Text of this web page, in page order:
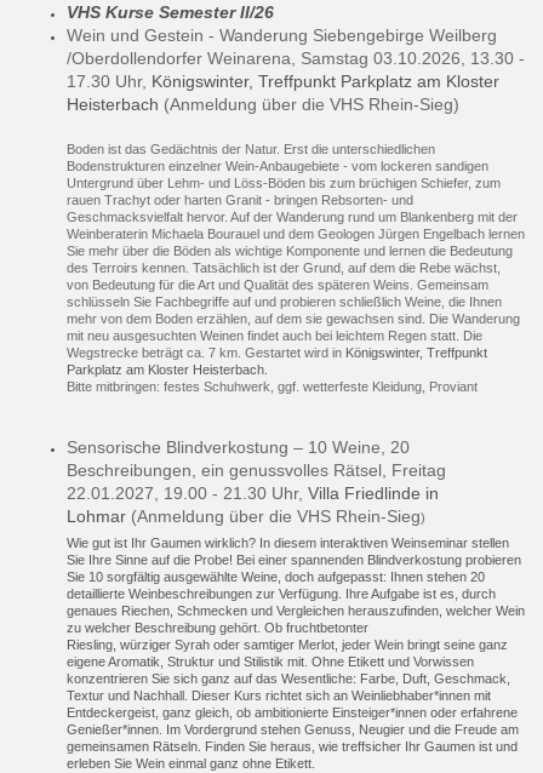
VHS Kurse SemesterII/26
Wein und Gestein - Wanderung Siebengebirge Weilberg
/Oberdollendorfer Weinarena , Samstag 03.10.2026, 13.30 -
17.30 Uhr, Königswinter, Treffpunkt Parkplatz am Kloster
Heisterbach (Anmeldung über die VHS Rhein-Sieg)
Boden ist das Gedächtnis der Natur. Erst die unterschiedlichen
Bodenstrukturen einzelner Wein-Anbaugebiete - vom lockeren sandigen
Untergrund über Lehm- und Löss-Böden bis zum brüchigen Schiefer, zum
rauen Trachyt oder harten Granit - bringen Rebsorten- und
Geschmacksvielfalt hervor. Auf der Wanderung rund um Blankenberg mit der
Weinberaterin Michaela Bourauel und dem Geologen Jürgen Engelbach lernen
Sie mehr über die Böden als wichtige Komponente und lernen die Bedeutung
des Terroirs kennen. Tatsächlich ist der Grund, auf dem die Rebe wächst,
von Bedeutung für die Art und Qualität des späteren Weins. Gemeinsam
schlüsseln Sie Fachbegriffe auf und probieren schließlich Weine, die Ihnen
mehr von dem Boden erzählen, auf dem sie gewachsen sind. Die Wanderung
mit neu ausgesuchten Weinen findet auch bei leichtem Regen statt. Die
Wegstrecke beträgt ca. 7 km. Gestartet wird in Königswinter, Treffpunkt
Parkplatz am Kloster Heisterbach.
Bitte mitbringen: festes Schuhwerk, ggf. wetterfeste Kleidung, Proviant
Sensorische Blindverkostung – 10 Weine, 20
Beschreibungen, ein genussvolles Rätsel, Freitag
22.01.2027, 19.00 - 21.30 Uhr, Villa Friedlinde in
Lohmar (Anmeldung über die VHS Rhein-Sieg)
Wie gut ist Ihr Gaumen wirklich? In diesem interaktiven Weinseminar stellen
Sie Ihre Sinne auf die Probe! Bei einer spannenden Blindverkostung probieren
Sie 10 sorgfältig ausgewählte Weine, doch aufgepasst: Ihnen stehen 20
detaillierte Weinbeschreibungen zur Verfügung. Ihre Aufgabe ist es, durch
genaues Riechen, Schmecken und Vergleichen herauszufinden, welcher Wein
zu welcher Beschreibung gehört. Ob fruchtbetonter
Riesling, würziger Syrah oder samtiger Merlot, jeder Wein bringt seine ganz
eigene Aromatik, Struktur und Stilistik mit. Ohne Etikett und Vorwissen
konzentrieren Sie sich ganz auf das Wesentliche: Farbe, Duft, Geschmack,
Textur und Nachhall. Dieser Kurs richtet sich an Weinliebhaber*innen mit
Entdeckergeist, ganz gleich, ob ambitionierte Einsteiger*innen oder erfahrene
Genießer*innen. Im Vordergrund stehen Genuss, Neugier und die Freude am
gemeinsamen Rätseln. Finden Sie heraus, wie treffsicher Ihr Gaumen ist und
erleben Sie Wein einmal ganz ohne Etikett.